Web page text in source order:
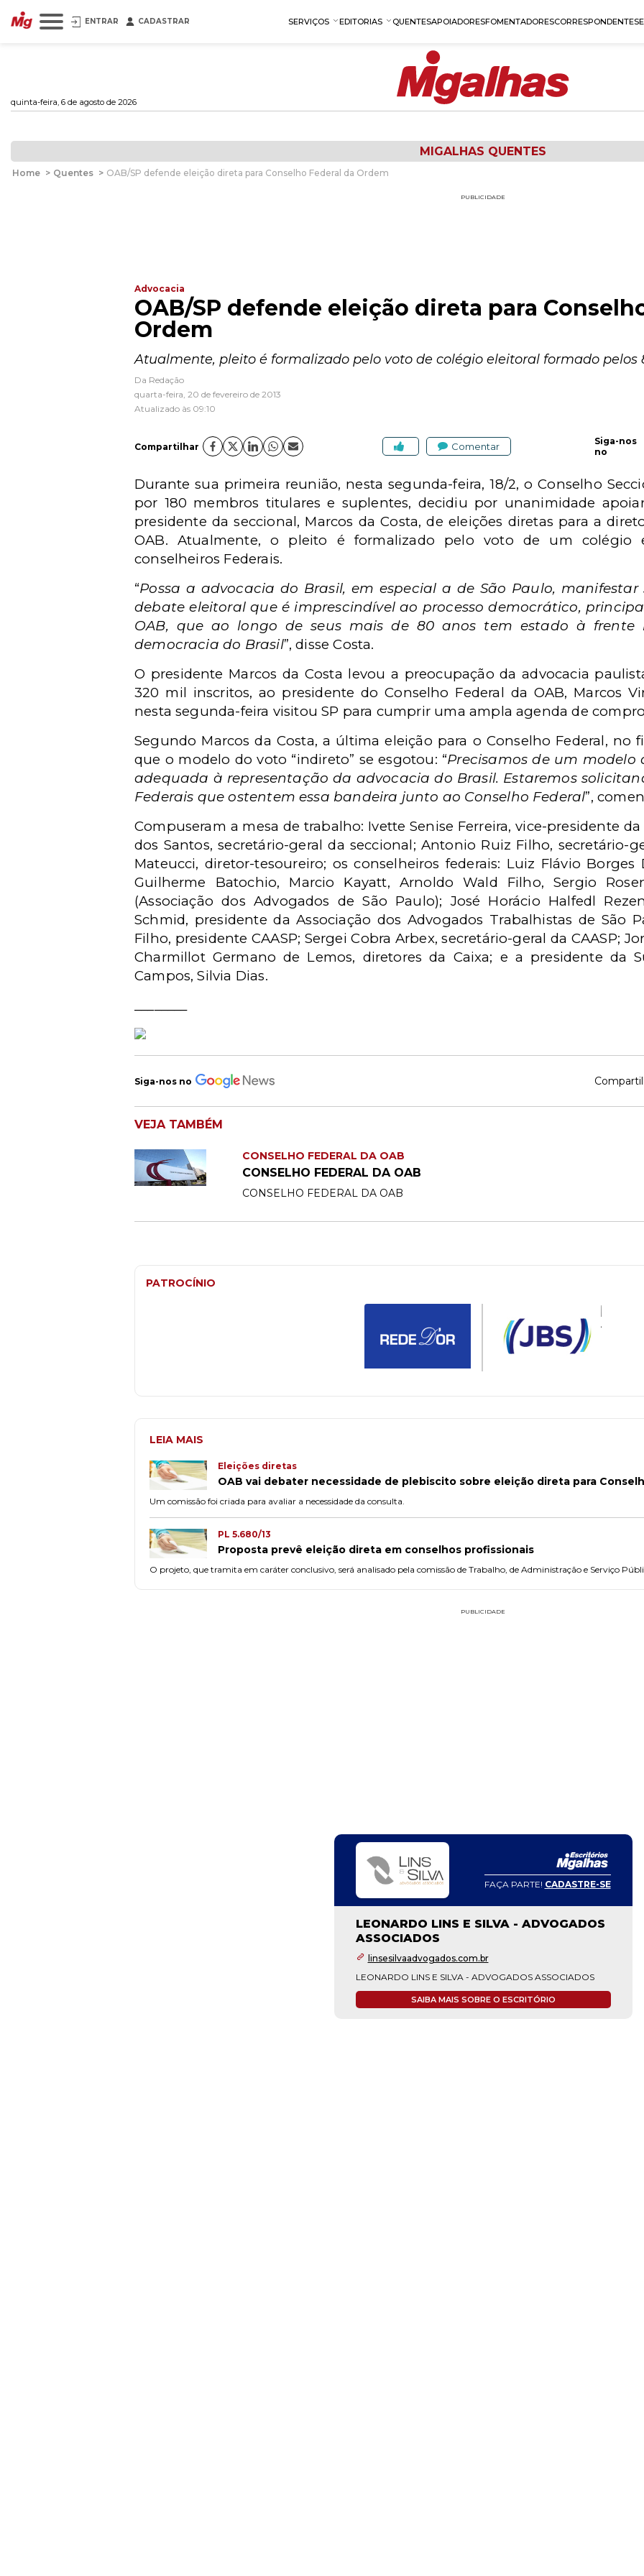
ENTRAR CADASTRAR SERVIÇOS EDITORIAS QUENTESAPOIADORESFOMENTADORESCORRESPONDENTES
quinta-feira, 6 de agosto de 2026
MIGALHAS QUENTES
Home > Quentes > OAB/SP defende eleição direta para Conselho Federal da Ordem
PUBLICIDADE
Advocacia
OAB/SP defende eleição direta para
Ordem
Atualmente, pleito é formalizado pelo voto de colégio eleitoral formado pelos
Da Redação
quarta-feira, 20 de fevereiro de 2013
Atualizado às 09:10
Compartilhar Comentar
Siga-nos
no
Durante sua primeira reunião, nesta segunda-feira, 18/2, o Conselho
por 180 membros titulares e suplentes, decidiu por unanimidade
presidente da seccional, Marcos da Costa, de eleições diretas para a
OAB. Atualmente, o pleito é formalizado pelo voto de um colégio
conselheiros Federais.
“Possa a advocacia do Brasil, em especial a de São Paulo,
debate eleitoral que é imprescindível ao processo democrático,
OAB, que ao longo de seus mais de 80 anos tem estado à frente
democracia do Brasil”, disse Costa.
O presidente Marcos da Costa levou a preocupação da advocacia
320 mil inscritos, ao presidente do Conselho Federal da OAB, Marcos
nesta segunda-feira visitou SP para cumprir uma ampla agenda de
Segundo Marcos da Costa, a última eleição para o Conselho Federal, no
que o modelo do voto “indireto” se esgotou: “Precisamos de um
adequada à representação da advocacia do Brasil. Estaremos
Federais que ostentem essa bandeira junto ao Conselho Federal”,
Compuseram a mesa de trabalho: Ivette Senise Ferreira, vice-presidente
dos Santos, secretário-geral da seccional; Antonio Ruiz Filho, secretário-
Mateucci, diretor-tesoureiro; os conselheiros federais: Luiz Flávio Borges
Guilherme Batochio, Marcio Kayatt, Arnoldo Wald Filho, Sergio
(Associação dos Advogados de São Paulo); José Horácio Halfedl
Schmid, presidente da Associação dos Advogados Trabalhistas de São
Filho, presidente CAASP; Sergei Cobra Arbex, secretário-geral da CAASP;
Charmillot Germano de Lemos, diretores da Caixa; e a presidente da
Campos, Silvia Dias.
Siga-nos no
VEJA TAMBÉM
CONSELHO FEDERAL DA OAB
CONSELHO FEDERAL DA OAB
CONSELHO FEDERAL DA OAB
PATROCÍNIO
LEIA MAIS
Eleições diretas
OAB vai debater necessidade de plebiscito sobre eleição direta para
Um comissão foi criada para avaliar a necessidade da consulta.
PL 5.680/13
Proposta prevê eleição direta em conselhos profissionais
O projeto, que tramita em caráter conclusivo, será analisado pela comissão de Trabalho, de Administração e Serviço
PUBLICIDADE
FAÇA PARTE! CADASTRE-SE
LEONARDO LINS E SILVA - ADVOGADOS
ASSOCIADOS
linsesilvaadvogados.com.br
LEONARDO LINS E SILVA - ADVOGADOS ASSOCIADOS
SAIBA MAIS SOBRE O ESCRITÓRIO